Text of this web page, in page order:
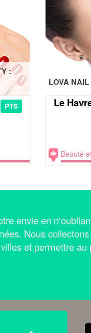
:
PTS
LOVA
Le
Beauté
envie en
Nous
et permettre au